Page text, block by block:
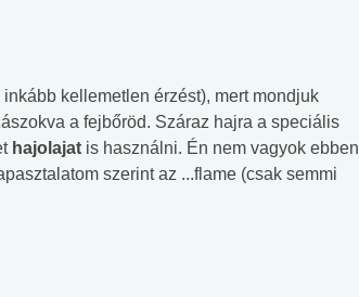
kellemetlen érzést), mert mondjuk
a fejbőröd. Száraz hajra a speciális
hajolajat is használni. Én nem vagyok ebben
szerint az ...flame (csak semmi